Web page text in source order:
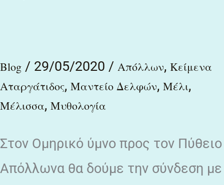
Blog / 29/05/2020 / Απόλλων, Κείμενα
Αταργάτιδος, Μαντείο Δελφών, Μέλι,
Μέλισσα, Μυθολογία
Στον Ομηρικό ύμνο προς τον Πύθειο
Απόλλωνα θα δούμε την σύνδεση με